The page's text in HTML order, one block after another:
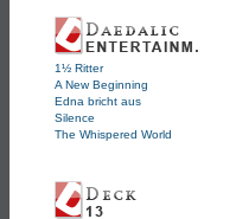
1½ Ritter
A New Beginning
Edna bricht aus
Silence
The Whispered World